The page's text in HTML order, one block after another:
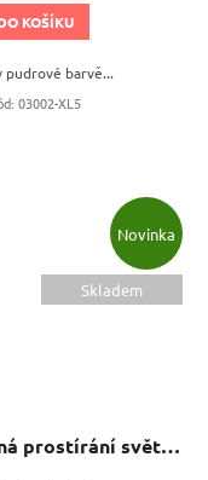
KOŠÍKU
pudrové barvě...
03002-XL5
Novinka
Skladem
Tululum Lněná prostírání světle šedá 2 ks